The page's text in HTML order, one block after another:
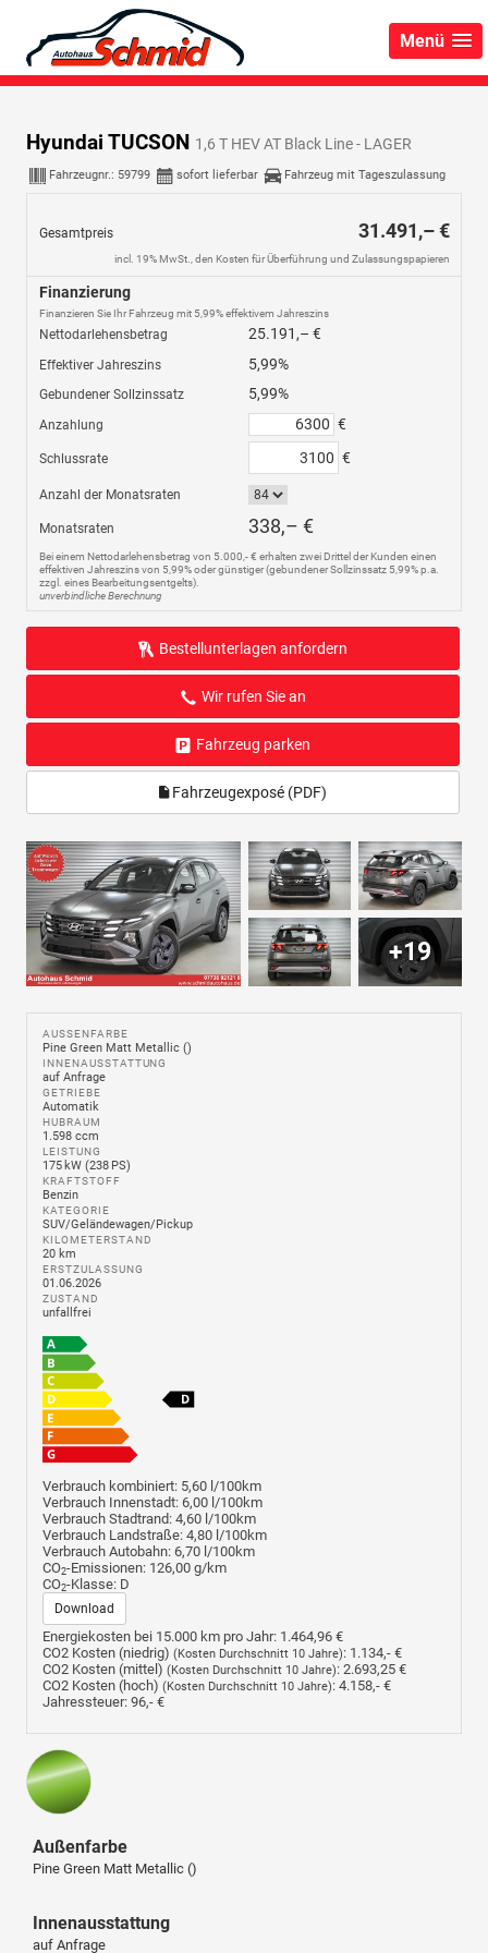
Menü
Hyundai TUCSON 1,6 T HEV AT Black Line - LAGER
Fahrzeugnr.: 59799 sofort lieferbar Fahrzeug mit Tageszulassung
Gesamtpreis 31.491,– €
incl. 19% MwSt., den Kosten für Überführung und Zulassungspapieren
Finanzierung
Finanzieren Sie Ihr Fahrzeug mit 5,99% effektivem Jahreszins
Nettodarlehensbetrag 25.191,– €
Effektiver Jahreszins 5,99%
Gebundener Sollzinssatz 5,99%
Anzahlung €
Schlussrate €
Anzahl der Monatsraten
Monatsraten 338,– €
Bei einem Nettodarlehensbetrag von 5.000,- € erhalten zwei Drittel der Kunden einen
effektiven Jahreszins von 5,99% oder günstiger (gebundener Sollzinssatz 5,99% p.a.
zzgl. eines Bearbeitungsentgelts).
unverbindliche Berechnung
Bestellunterlagen anfordern
Wir rufen Sie an
Fahrzeug parken
Fahrzeugexposé (PDF)
+19
AUSSENFARBE
Pine Green Matt Metallic ()
INNENAUSSTATTUNG
auf Anfrage
GETRIEBE
Automatik
HUBRAUM
1.598 ccm
LEISTUNG
175 kW (238 PS)
KRAFTSTOFF
Benzin
KATEGORIE
SUV/Geländewagen/Pickup
KILOMETERSTAND
20 km
ERSTZULASSUNG
01.06.2026
ZUSTAND
unfallfrei
Verbrauch kombiniert: 5,60 l/100km
Verbrauch Innenstadt: 6,00 l/100km
Verbrauch Stadtrand: 4,60 l/100km
Verbrauch Landstraße: 4,80 l/100km
Verbrauch Autobahn: 6,70 l/100km
CO2-Emissionen: 126,00 g/km
CO2-Klasse: D
Download
Energiekosten bei 15.000 km pro Jahr: 1.464,96 €
CO2 Kosten (niedrig) (Kosten Durchschnitt 10 Jahre): 1.134,- €
CO2 Kosten (mittel) (Kosten Durchschnitt 10 Jahre): 2.693,25 €
CO2 Kosten (hoch) (Kosten Durchschnitt 10 Jahre): 4.158,- €
Jahressteuer: 96,- €
Außenfarbe
Pine Green Matt Metallic ()
Innenausstattung
auf Anfrage